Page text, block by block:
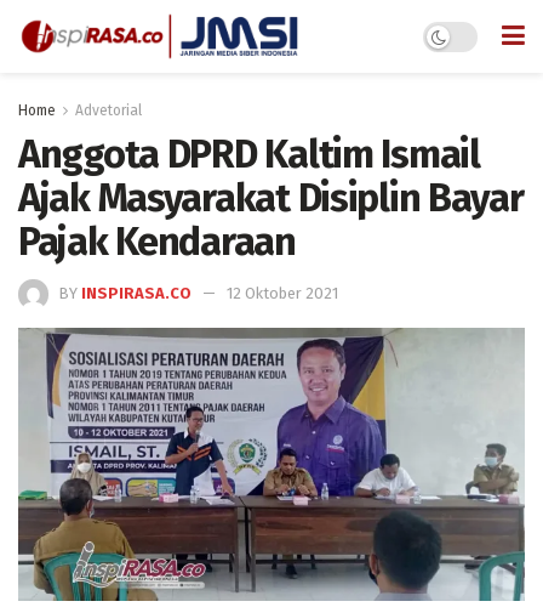
Home Advetorial
Anggota DPRD Kaltim Ismail
Ajak Masyarakat Disiplin Bayar
Pajak Kendaraan
BY INSPIRASA.CO 12 Oktober 2021